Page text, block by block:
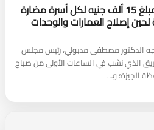
رئيس الوزراء: صرف فوري لمبلغ 15 ألف جنيه لكل أسرة مضارة
إصلاح العمارات والوحدات
الدكتور مصطفى مدبولي، رئيس مجلس
الذي نشب في الساعات الأولى من صباح
الجيزة؛ و…